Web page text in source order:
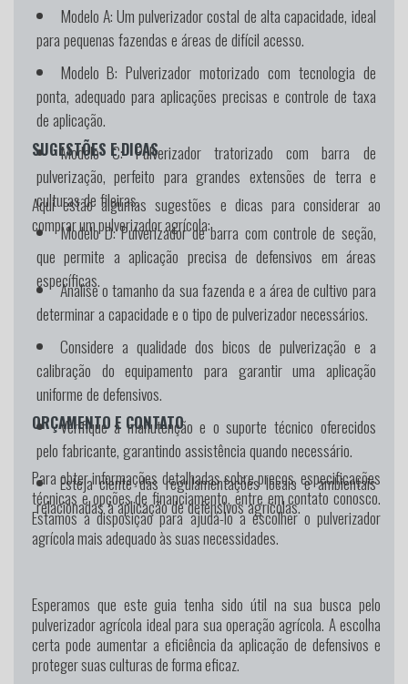
Modelo A:Um pulverizador costal de alta capacidade, ideal
para pequenas fazendas e áreas de difícil acesso.
Modelo B: Pulverizador motorizado com tecnologia de
ponta, adequado para aplicações precisas e controle de taxa
de aplicação.
Modelo C:Pulverizador tratorizado com barra de
pulverização, perfeito para grandes extensões de terra e
culturas de fileiras.
Modelo D:Pulverizador de barra com controle de seção,
que permite a aplicação precisa de defensivos em áreas
específicas.
SUGESTÕES E DICAS
Aqui estão algumas sugestões e dicas para considerar ao
comprar um pulverizador agrícola:
Analise o tamanho da sua fazenda e a área de cultivo para
determinar a capacidade e o tipo de pulverizador necessários.
Considere a qualidade dos bicos de pulverização e a
calibração do equipamento para garantir uma aplicação
uniforme de defensivos.
Verifique a manutenção e o suporte técnico oferecidos
pelo fabricante, garantindo assistência quando necessário.
Esteja ciente das regulamentações locais e ambientais
relacionadas à aplicação de defensivos agrícolas.
ORÇAMENTO E CONTATO
Para obter informações detalhadas sobre preços, especificações
técnicas e opções de financiamento, entre em contato conosco.
Estamos à disposição para ajudá-lo a escolher o pulverizador
agrícola mais adequado às suas necessidades.
Esperamos que este guia tenha sido útil na sua busca pelo
pulverizador agrícola ideal para sua operação agrícola. A escolha
certa pode aumentar a eficiência da aplicação de defensivos e
proteger suas culturas de forma eficaz.